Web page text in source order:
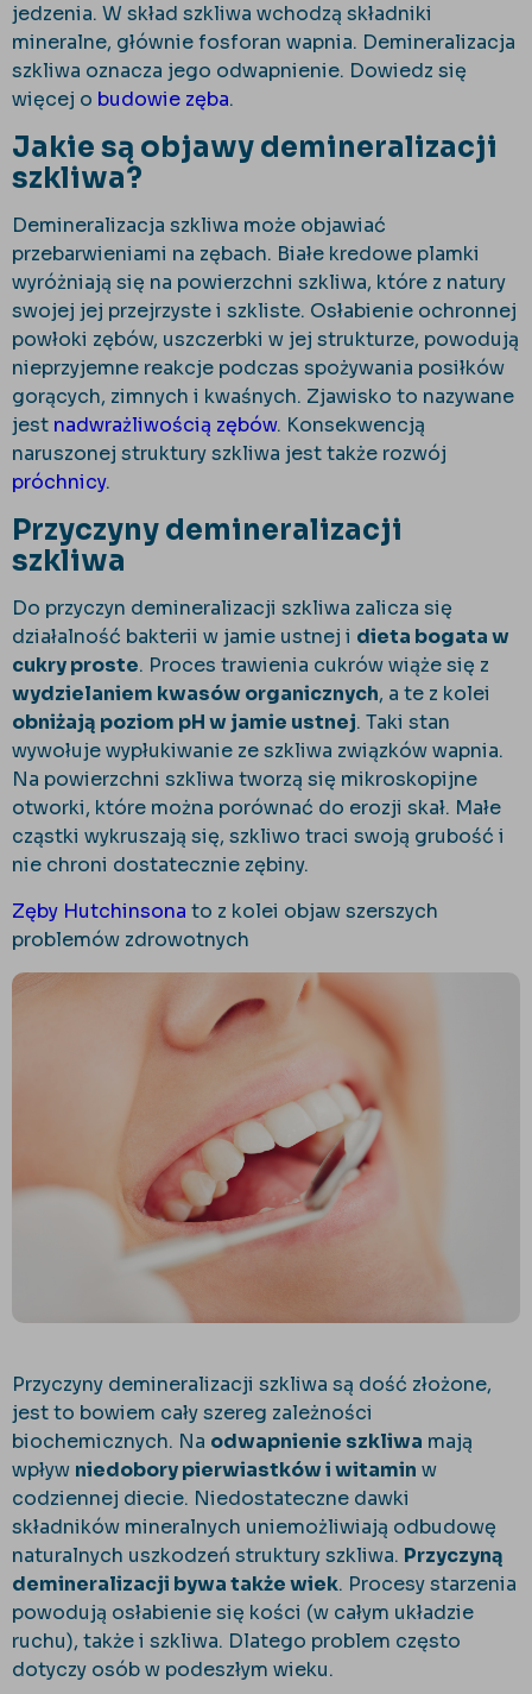
jedzenia. W skład szkliwa wchodzą składniki
mineralne, głównie fosforan wapnia. Demineralizacja
szkliwa oznacza jego odwapnienie. Dowiedz się
więcej o budowie zęba.
Jakie są objawy demineralizacji
szkliwa?
Demineralizacja szkliwa może objawiać
przebarwieniami na zębach. Białe kredowe plamki
wyróżniają się na powierzchni szkliwa, które z natury
swojej jej przejrzyste i szkliste. Osłabienie ochronnej
powłoki zębów, uszczerbki w jej strukturze, powodują
nieprzyjemne reakcje podczas spożywania posiłków
gorących, zimnych i kwaśnych. Zjawisko to nazywane
jest nadwrażliwością zębów. Konsekwencją
naruszonej struktury szkliwa jest także rozwój
próchnicy.
Przyczyny demineralizacji
szkliwa
Do przyczyn demineralizacji szkliwa zalicza się
działalność bakterii w jamie ustnej i dieta bogata w
cukry proste. Proces trawienia cukrów wiąże się z
wydzielaniem kwasów organicznych, a te z kolei
obniżają poziom pH w jamie ustnej. Taki stan
wywołuje wypłukiwanie ze szkliwa związków wapnia.
Na powierzchni szkliwa tworzą się mikroskopijne
otworki, które można porównać do erozji skał. Małe
cząstki wykruszają się, szkliwo traci swoją grubość i
nie chroni dostatecznie zębiny.
Zęby Hutchinsona to z kolei objaw szerszych
problemów zdrowotnych
Przyczyny demineralizacji szkliwa są dość złożone,
jest to bowiem cały szereg zależności
biochemicznych. Na odwapnienie szkliwa mają
wpływ niedobory pierwiastków i witamin w
codziennej diecie. Niedostateczne dawki
składników mineralnych uniemożliwiają odbudowę
naturalnych uszkodzeń struktury szkliwa. Przyczyną
demineralizacji bywa także wiek. Procesy starzenia
powodują osłabienie się kości (w całym układzie
ruchu), także i szkliwa. Dlatego problem często
dotyczy osób w podeszłym wieku.